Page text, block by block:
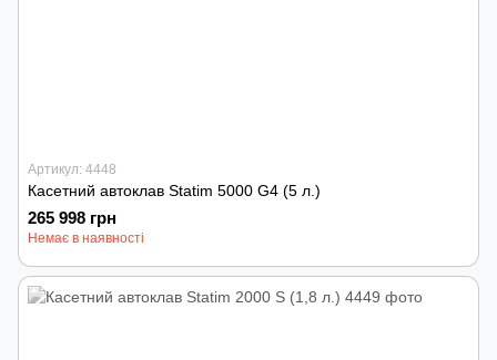
Артикул: 4448
Касетний автоклав Statim 5000 G4 (5 л.)
265 998 грн
Немає в наявності